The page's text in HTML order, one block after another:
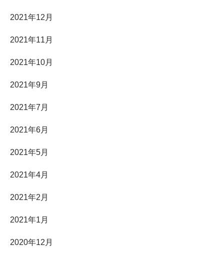
2021年12月
2021年11月
2021年10月
2021年9月
2021年7月
2021年6月
2021年5月
2021年4月
2021年2月
2021年1月
2020年12月